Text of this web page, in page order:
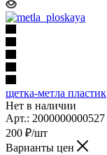
щетка-метла пластик
Нет в наличии
Арт.: 2000000000527
200 ₽/шт
Варианты цен